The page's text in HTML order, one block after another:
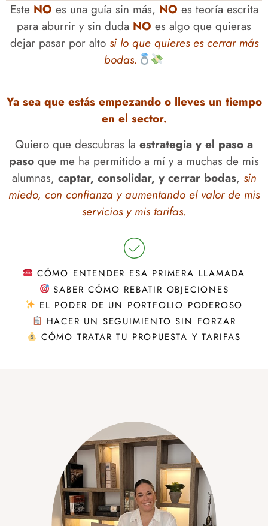
Este NO es una guía sin más, NO es teoría escrita
para aburrir y sin duda NO es algo que quieras
dejar pasar por alto si lo que quieres es cerrar más
bodas.
Ya sea que estás empezando o lleves un tiempo
en el sector.
Quiero que descubras la estrategia y el paso a
paso que me ha permitido a mí y a muchas de mis
alumnas, captar, consolidar, y cerrar bodas, sin
miedo, con confianza y aumentando el valor de mis
servicios y mis tarifas.
CÓMO ENTENDER ESA PRIMERA LLAMADA
SABER CÓMO REBATIR OBJECIONES
EL PODER DE UN PORTFOLIO PODEROSO
HACER UN SEGUIMIENTO SIN FORZAR
CÓMO TRATAR TU PROPUESTA Y TARIFAS